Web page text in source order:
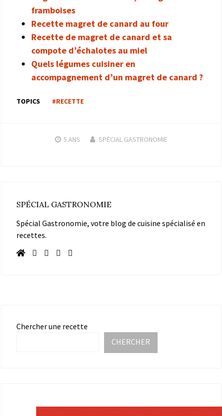
framboises
Recette magret de canard au four
Recette de magret de canard et sa
compote d’échalotes au miel
Quels légumes cuisiner en
accompagnement d’un magret de canard ?
TOPICS #RECETTE
5 ANS SPÉCIAL GASTRONOMIE
SPÉCIAL GASTRONOMIE
Spécial Gastronomie, votre blog de cuisine spécialisé en
recettes.
Chercher une recette
CHERCHER